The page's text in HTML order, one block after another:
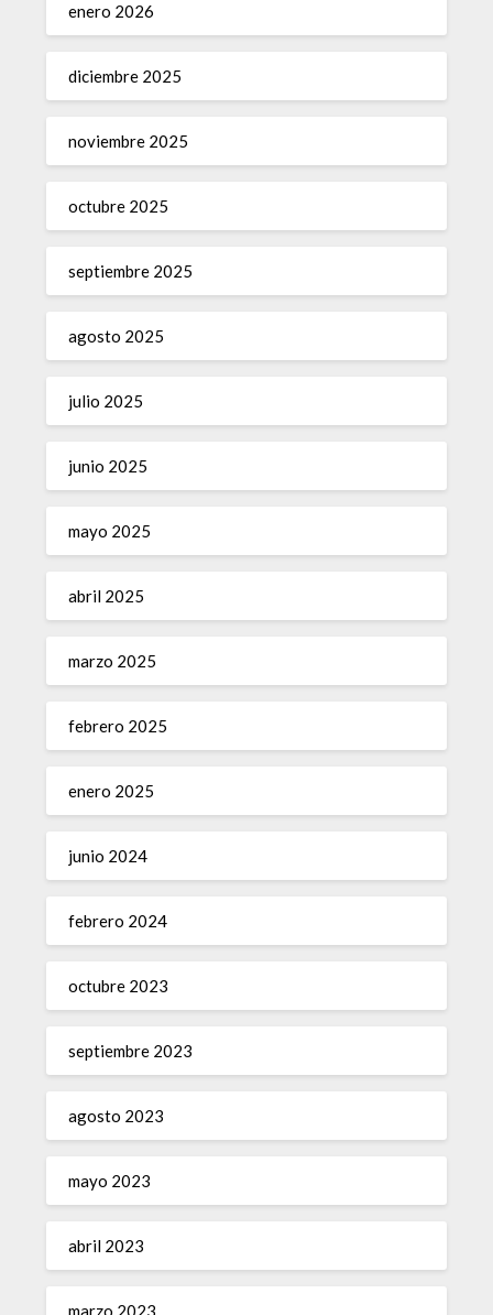
enero 2026
diciembre 2025
noviembre 2025
octubre 2025
septiembre 2025
agosto 2025
julio 2025
junio 2025
mayo 2025
abril 2025
marzo 2025
febrero 2025
enero 2025
junio 2024
febrero 2024
octubre 2023
septiembre 2023
agosto 2023
mayo 2023
abril 2023
marzo 2023